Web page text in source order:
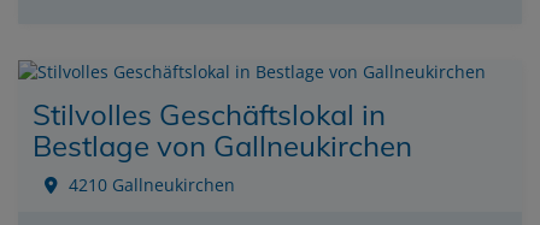
Stilvolles Geschäftslokal in
Bestlage von Gallneukirchen
4210 Gallneukirchen